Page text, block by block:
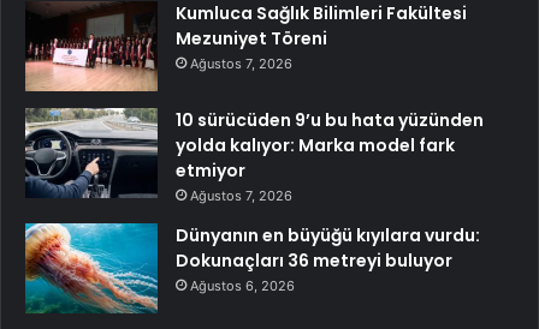
Kumluca Sağlık Bilimleri Fakültesi
Mezuniyet Töreni
Ağustos 7, 2026
10 sürücüden 9’u bu hata yüzünden
yolda kalıyor: Marka model fark
etmiyor
Ağustos 7, 2026
Dünyanın en büyüğü kıyılara vurdu:
Dokunaçları 36 metreyi buluyor
Ağustos 6, 2026